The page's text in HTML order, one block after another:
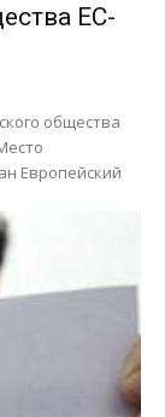
ЕС-
общества
Европейский